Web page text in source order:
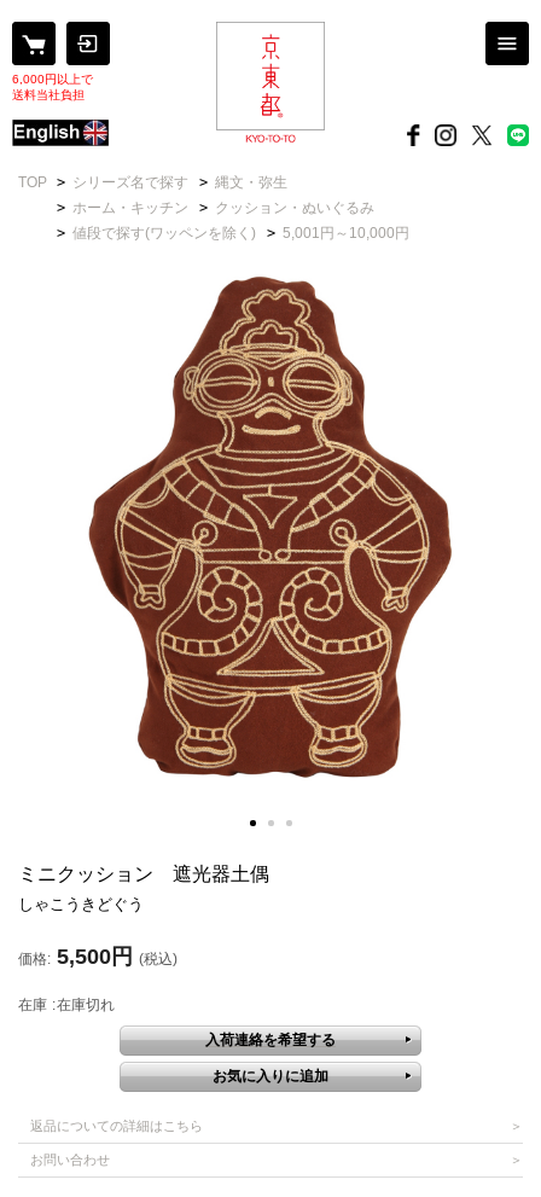
6,000円以上で
送料当社負担
TOP > シリーズ名で探す > 縄文・弥生
> ホーム・キッチン > クッション・ぬいぐるみ
> 値段で探す(ワッペンを除く) > 5,001円～10,000円
ミニクッション 遮光器土偶
しゃこうきどぐう
価格: 5,500円 (税込)
在庫 在庫切れ
入荷連絡を希望する
返品についての詳細はこちら
お問い合わせ